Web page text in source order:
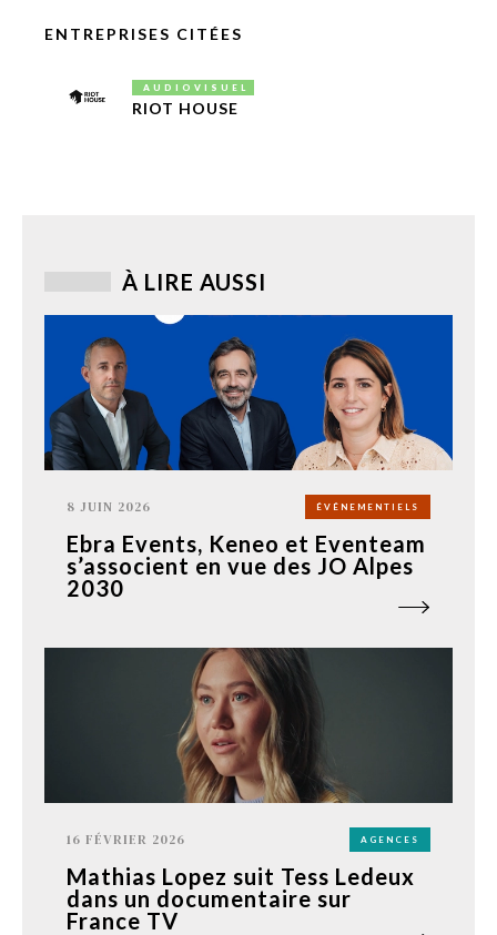
ENTREPRISES CITÉES
AUDIOVISUEL
RIOT HOUSE
À LIRE AUSSI
8 JUIN 2026 ÉVÉNEMENTIELS
Ebra Events, Keneo et Eventeam
s’associent en vue des JO Alpes
2030
16 FÉVRIER 2026 AGENCES
Mathias Lopez suit Tess Ledeux
dans un documentaire sur
France TV